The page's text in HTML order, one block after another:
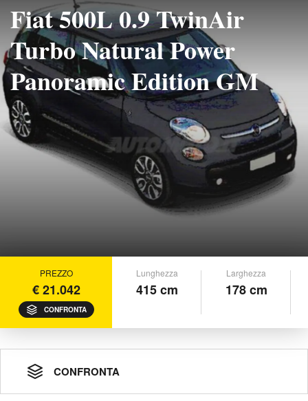
Fiat 500L 0.9 TwinAir
Turbo Natural Power
Panoramic Edition GM
PREZZO
€ 21.042
CONFRONTA
Lunghezza
415 cm
Larghezza
178 cm
CONFRONTA